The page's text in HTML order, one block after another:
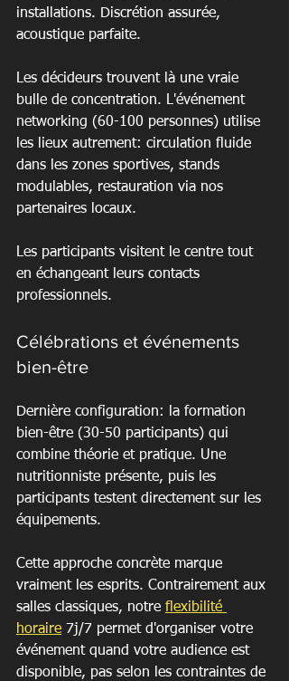
installations. Discrétion assurée,
acoustique parfaite.
Les décideurs trouvent là une vraie
bulle de concentration. L'événement
networking (60-100 personnes) utilise
les lieux autrement: circulation fluide
dans les zones sportives, stands
modulables, restauration via nos
partenaires locaux.
Les participants visitent le centre tout
en échangeant leurs contacts
professionnels.
Célébrations et événements
bien-être
Dernière configuration: la formation
bien-être (30-50 participants) qui
combine théorie et pratique. Une
nutritionniste présente, puis les
participants testent directement sur les
équipements.
Cette approche concrète marque
vraiment les esprits. Contrairement aux
salles classiques, notre flexibilité
horaire 7j/7 permet d'organiser votre
événement quand votre audience est
disponible, pas selon les contraintes de